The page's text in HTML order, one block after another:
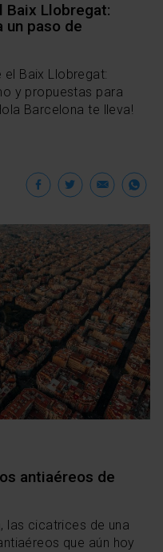
Baix Llobregat:
un paso de
Baix Llobregat:
y propuestas para
Barcelona te lleva!
Facebook
Twitter
antiaéreos de
las cicatrices de una
que aún hoy